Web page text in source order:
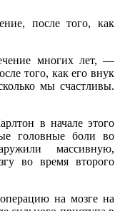
после того, как
многих лет, —
того, как его внук
мы счастливы.
в начале этого
головные боли во
массивную,
во время второго
на мозге на